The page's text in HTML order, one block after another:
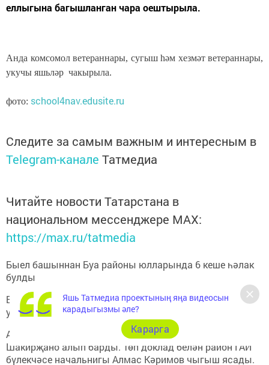
еллыгына багышланган чара оештырыла.
Анда комсомол ветераннары, сугыш һәм хезмәт ветераннары,
укучы яшьләр чакырыла.
фото: school4nav.edusite.ru
Следите за самым важным и интересным в
Telegram-канале Татмедиа
Читайте новости Татарстана в
национальном мессенджере MАХ:
https://max.ru/tatmedia
Быел башыннан Буа районы юлларында 6 кеше һәлак
булды
Буада юл йөрү кагыйдәләрен саклау буенча киңәшмә
узды.
Аны район башкарма комитеты җитәкчесе Ленар
Шакирҗано алып барды. Төп доклад белән район ГАИ
бүлекчәсе начальнигы Алмас Кәримов чыгыш ясады.
Яшь Татмедиа проектының яңа видеосын
карадыгызмы әле?
Карарга